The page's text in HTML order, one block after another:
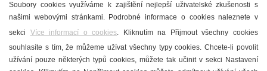
Mandloně
Ubytování
Restaurace
Městské muzeum a galerie
Soubory cookies využíváme k zajištění nejlepší uživatelské zkušenosti s
našimi webovými stránkami. Podrobné informace o cookies naleznete v
sekci Více informací o cookies. Kliknutím na Přijmout všechny cookies
souhlasíte s tím, že můžeme užívat všechny typy cookies. Chcete-li povolit
užívání pouze některých typů cookies, můžete tak učinit v sekci Nastavení